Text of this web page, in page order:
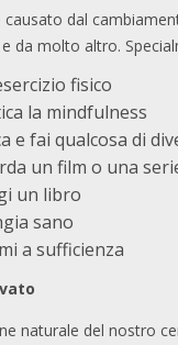
causato dal
da molto altro.
fisico
la mindfulness
e fai qualcosa di
un film o una
un libro
sano
a sufficienza
naturale del nostro